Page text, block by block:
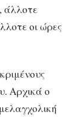
άλλοτε
οι ώρες
Αρχικά ο